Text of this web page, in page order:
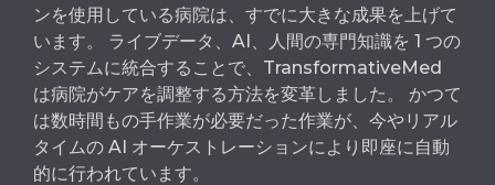
ンを使用している病院は、すでに大きな成果を上げて
います。 ライブデータ、AI、人間の専門知識を 1 つの
システムに統合することで、TransformativeMed
は病院がケアを調整する方法を変革しました。 かつて
は数時間もの手作業が必要だった作業が、今やリアル
タイムの AI オーケストレーションにより即座に自動
的に行われています。